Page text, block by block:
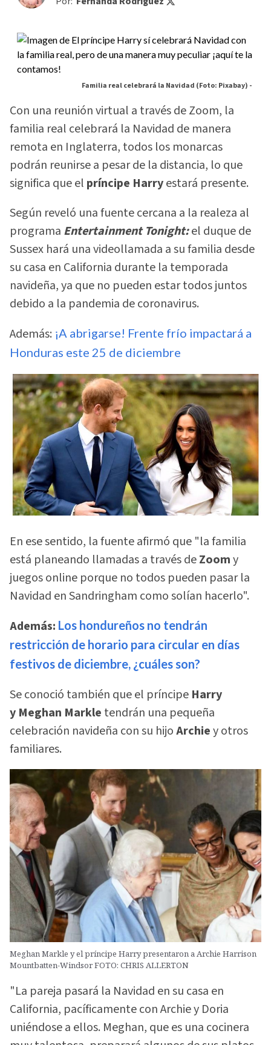
Familia real celebrará la Navidad (Foto: Pixabay) -
Con una reunión virtual a través de Zoom, la
familia real celebrará la Navidad de manera
remota en Inglaterra, todos los monarcas
podrán reunirse a pesar de la distancia, lo que
significa que el príncipe Harryestará presente.
Según reveló una fuente cercana a la realeza al
programa Entertainment Tonight:el duque de
Sussex hará una videollamada a su familia desde
su casa en California durante la temporada
navideña, ya que no pueden estar todos juntos
debido a la pandemia de coronavirus.
Además: ¡A abrigarse! Frente frío impactará a
Honduras este 25 de diciembre
En ese sentido, la fuente afirmó que "la familia
está planeando llamadas a través deZoomy
juegos online porque no todos pueden pasar la
Navidad en Sandringham como solían hacerlo".
Además: Los hondureños no tendrán
restricción de horario para circular en días
festivos de diciembre, ¿cuáles son?
Se conoció también que el príncipe Harry
y Meghan Markle tendrán una pequeña
celebración navideña con su hijoArchiey otros
familiares.
Meghan Markle y el príncipe Harry presentaron a Archie Harrison
Mountbatten-Windsor FOTO: CHRIS ALLERTON
"La pareja pasará la Navidad en su casa en
California, pacíficamente con Archie y Doria
uniéndose a ellos. Meghan, que es una cocinera